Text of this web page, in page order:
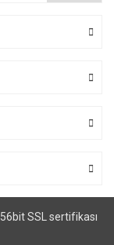
SSL sertifikası